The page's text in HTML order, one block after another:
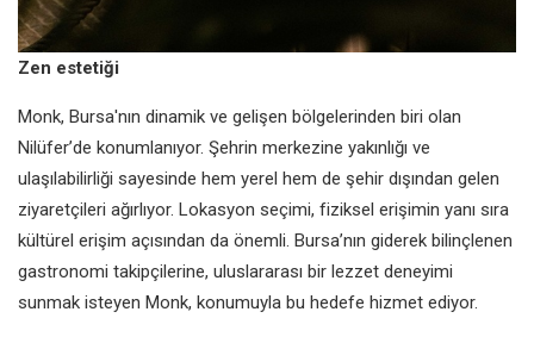
Zen estetiği
Monk, Bursa'nın dinamik ve gelişen bölgelerinden biri olan
Nilüfer’de konumlanıyor. Şehrin merkezine yakınlığı ve
ulaşılabilirliği sayesinde hem yerel hem de şehir dışından gelen
ziyaretçileri ağırlıyor. Lokasyon seçimi, fiziksel erişimin yanı sıra
kültürel erişim açısından da önemli. Bursa’nın giderek bilinçlenen
gastronomi takipçilerine, uluslararası bir lezzet deneyimi
sunmak isteyen Monk, konumuyla bu hedefe hizmet ediyor.